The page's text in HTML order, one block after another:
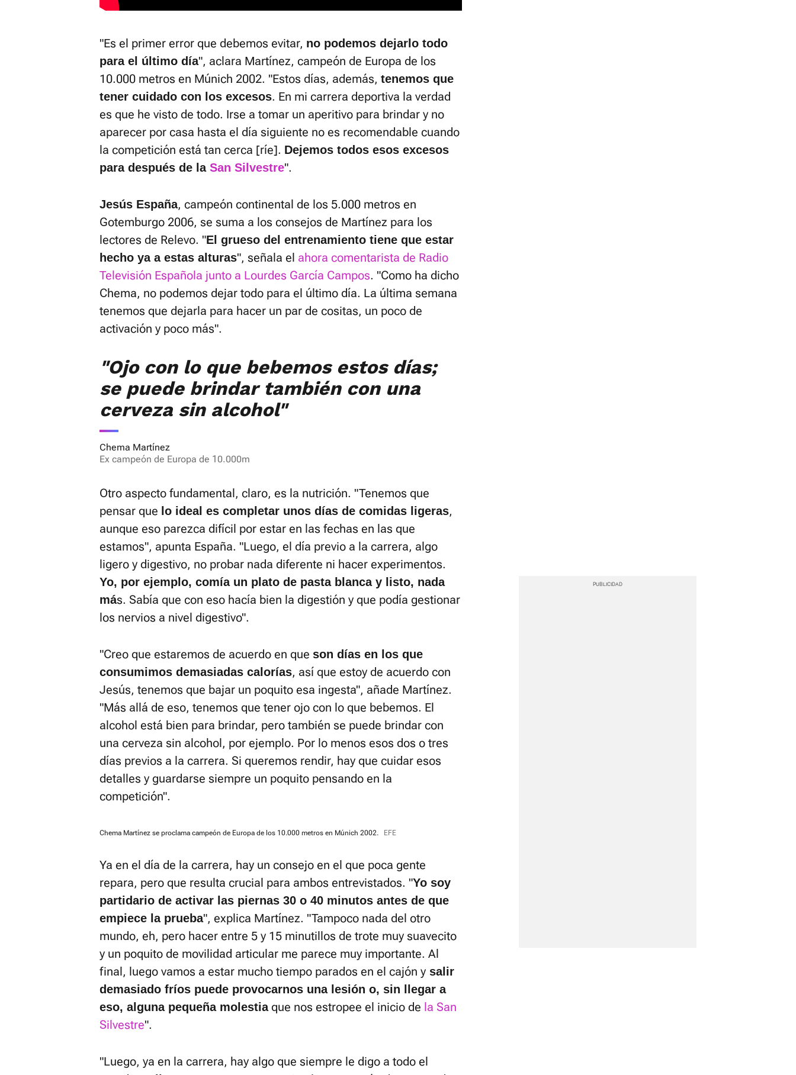
"Es el primer error que debemos evitar, no podemos dejarlo todo
para el último día", aclara Martínez, campeón de Europa de los
10.000 metros en Múnich 2002. "Estos días, además, tenemos que
tener cuidado con los excesos. En mi carrera deportiva la verdad
es que he visto de todo. Irse a tomar un aperitivo para brindar y no
aparecer por casa hasta el día siguiente no es recomendable cuando
la competición está tan cerca [ríe]. Dejemos todos esos excesos
para después de la San Silvestre".
Jesús España, campeón continental de los 5.000 metros en
Gotemburgo 2006, se suma a los consejos de Martínez para los
lectores de Relevo. "El grueso del entrenamiento tiene que estar
hecho ya a estas alturas", señala el ahora comentarista de Radio
Televisión Española junto a Lourdes García Campos. "Como ha dicho
Chema, no podemos dejar todo para el último día. La última semana
tenemos que dejarla para hacer un par de cositas, un poco de
activación y poco más".
"Ojo con lo que bebemos estos días;
se puede brindar también con una
cerveza sin alcohol"
Chema Martínez
Ex campeón de Europa de 10.000m
Otro aspecto fundamental, claro, es la nutrición. "Tenemos que
pensar que lo ideal es completar unos días de comidas ligeras,
aunque eso parezca difícil por estar en las fechas en las que
estamos", apunta España. "Luego, el día previo a la carrera, algo
ligero y digestivo, no probar nada diferente ni hacer experimentos.
Yo, por ejemplo, comía un plato de pasta blanca y listo, nada
más. Sabía que con eso hacía bien la digestión y que podía gestionar
los nervios a nivel digestivo".
"Creo que estaremos de acuerdo en que son días en los que
consumimos demasiadas calorías, así que estoy de acuerdo con
Jesús, tenemos que bajar un poquito esa ingesta", añade Martínez.
"Más allá de eso, tenemos que tener ojo con lo que bebemos. El
alcohol está bien para brindar, pero también se puede brindar con
una cerveza sin alcohol, por ejemplo. Por lo menos esos dos o tres
días previos a la carrera. Si queremos rendir, hay que cuidar esos
detalles y guardarse siempre un poquito pensando en la
competición".
Chema Martínez se proclama campeón de Europa de los 10.000 metros en Múnich 2002. EFE
Ya en el día de la carrera, hay un consejo en el que poca gente
repara, pero que resulta crucial para ambos entrevistados. "Yo soy
partidario de activar las piernas 30 o 40 minutos antes de que
empiece la prueba", explica Martínez. "Tampoco nada del otro
mundo, eh, pero hacer entre 5 y 15 minutillos de trote muy suavecito
y un poquito de movilidad articular me parece muy importante. Al
final, luego vamos a estar mucho tiempo parados en el cajón y salir
demasiado fríos puede provocarnos una lesión o, sin llegar a
eso, alguna pequeña molestiaque nos estropee el inicio de la San
Silvestre".
"Luego, ya en la carrera, hay algo que siempre le digo a todo el